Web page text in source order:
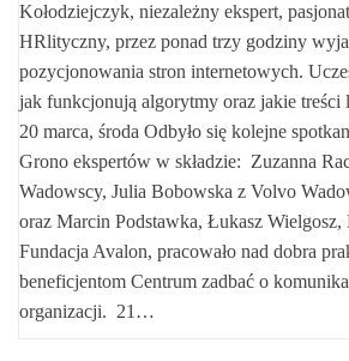
Kołodziejczyk, niezależny ekspert,
HRlityczny, przez ponad trzy godziny
pozycjonowania stron internetowych.
jak funkcjonują algorytmy oraz jakie treści
20 marca, środa Odbyło się kolejne
Grono ekspertów w składzie: Zuzanna
Wadowscy, Julia Bobowska z Volvo
oraz Marcin Podstawka, Łukasz Wielgosz,
Fundacja Avalon, pracowało nad dobra
beneficjentom Centrum zadbać o
organizacji. 21…